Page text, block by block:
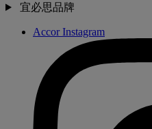
宜必思品牌
Accor Instagram